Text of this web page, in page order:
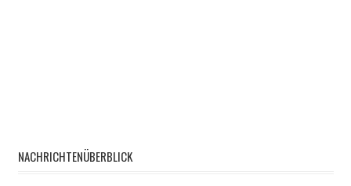
NACHRICHTENÜBERBLICK